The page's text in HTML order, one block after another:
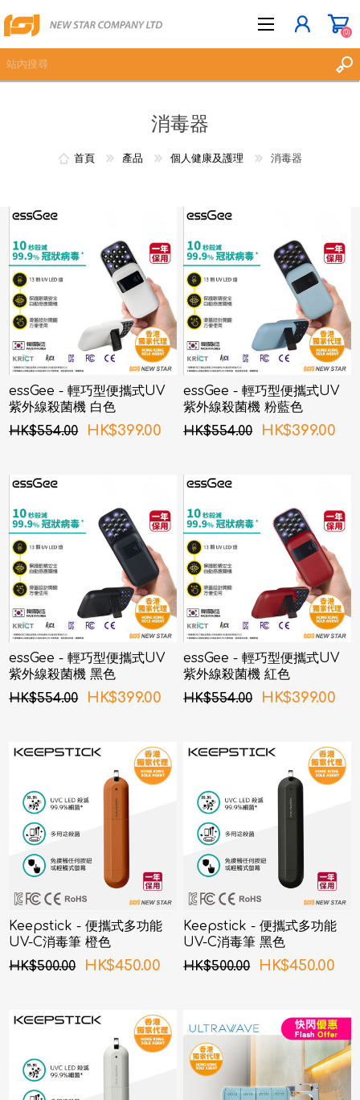
(0)
消毒器
首頁 產品 個人健康及護理 消毒器
essGee - 輕巧型便攜式UV
紫外線殺菌機 白色
HK$554.00
HK$399.00
essGee - 輕巧型便攜式UV
紫外線殺菌機 粉藍色
HK$554.00
HK$399.00
essGee - 輕巧型便攜式UV
紫外線殺菌機 黑色
HK$554.00
HK$399.00
essGee - 輕巧型便攜式UV
紫外線殺菌機 紅色
HK$554.00
HK$399.00
Keepstick - 便攜式多功能
UV-C消毒筆 橙色
HK$500.00
HK$450.00
Keepstick - 便攜式多功能
UV-C消毒筆 黑色
HK$500.00
HK$450.00